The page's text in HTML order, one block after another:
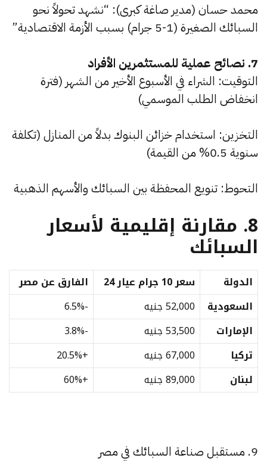
محمد حسان (مدير صاغة كبرى): “نشهد تحولاً نحو
السبائك الصغيرة (1-5 جرام) بسبب الأزمة الاقتصادية”
7. نصائح عملية للمستثمرين الأفراد
التوقيت: الشراء في الأسبوع الأخير من الشهر (فترة
انخفاض الطلب الموسمي)
التخزين: استخدام خزائن البنوك بدلاً من المنازل (تكلفة
سنوية 0.5% من القيمة)
التحوط: تنويع المحفظة بين السبائك والأسهم الذهبية
8. مقارنة إقليمية لأسعار
السبائك
الدولة سعر 10 جرام عيار 24
الفارق عن مصر
السعودية
52,000 جنيه
-6.5%
الإمارات
53,500 جنيه
-3.8%
تركيا
67,000 جنيه
+20.5%
لبنان
89,000 جنيه +60%
9. مستقبل صناعة السبائك في مصر